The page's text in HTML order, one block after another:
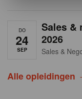
DO
24
SEP
Sales &
2026
Sales &
Alle opleidingen